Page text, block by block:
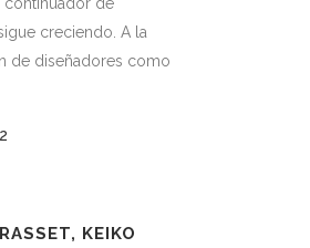
creciendo. A la
de diseñadores como
KEIKO